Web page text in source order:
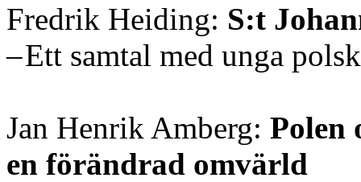
Fredrik Heiding: S:t
– Ett samtal med unga
Jan Henrik Amberg: Polen
en förändrad omvärld